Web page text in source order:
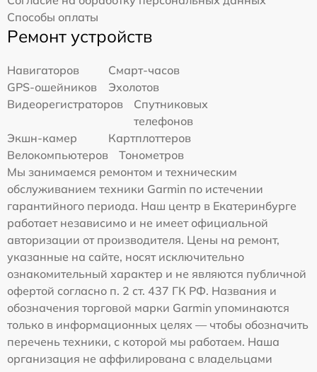
Способы оплаты
Ремонт устройств
Навигаторов
Смарт-часов
GPS-ошейников
Эхолотов
Видеорегистраторов
Спутниковых
телефонов
Экшн-камер
Картплоттеров
Велокомпьютеров
Тонометров
Мы занимаемся ремонтом и техническим
обслуживанием техники Garmin по истечении
гарантийного периода. Наш центр в Екатеринбурге
работает независимо и не имеет официальной
авторизации от производителя. Цены на ремонт,
указанные на сайте, носят исключительно
ознакомительный характер и не являются публичной
офертой согласно п. 2 ст. 437 ГК РФ. Названия и
обозначения торговой марки Garmin упоминаются
только в информационных целях — чтобы обозначить
перечень техники, с которой мы работаем. Наша
организация не аффилирована с владельцами